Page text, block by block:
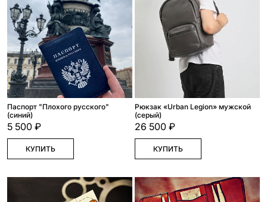
Паспорт "Плохого русского"
(синий)
5 500 ₽
КУПИТЬ
Рюкзак «Urban Legion» мужской
(серый)
26 500 ₽
КУПИТЬ